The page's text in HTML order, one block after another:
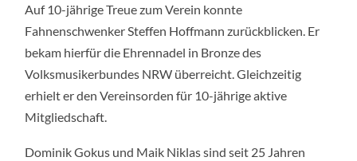
Auf 10-jährige Treue zum Verein konnte
Fahnenschwenker Steffen Hoffmann zurückblicken. Er
bekam hierfür die Ehrennadel in Bronze des
Volksmusikerbundes NRW überreicht. Gleichzeitig
erhielt er den Vereinsorden für 10-jährige aktive
Mitgliedschaft.
Dominik Gokus und Maik Niklas sind seit 25 Jahren